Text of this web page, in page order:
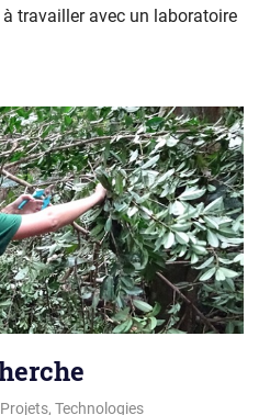
travailler avec un laboratoire
Projets, Technologies